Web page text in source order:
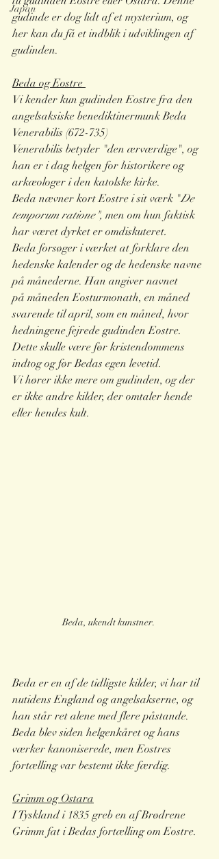
Japan
gudinde er dog lidt af et mysterium, og
her kan du få et indblik i udviklingen af
gudinden.
Beda og Eostre
Vi kender kun gudinden Eostre fra den
angelsaksiske benediktinermunk Beda
Venerabilis (672-735)
Venerabilis betyder "den ærværdige", og
han er i dag helgen for historikere og
arkæologer i den katolske kirke.
Beda nævner kort Eostre i sit værk "De
temporum ratione", men om hun faktisk
har været dyrket er omdiskuteret.
Beda forsøger i værket at forklare den
hedenske kalender og de hedenske navne
på månederne. Han angiver navnet
på måneden Eosturmonath, en måned
svarende til april, som en måned, hvor
hedningene fejrede gudinden Eostre.
Dette skulle være før kristendommens
indtog og før Bedas egen levetid.
Vi hører ikke mere om gudinden, og der
er ikke andre kilder, der omtaler hende
eller hendes kult.
Beda, ukendt kunstner.
Beda er en af de tidligste kilder, vi har til
nutidens England og angelsakserne, og
han står ret alene med flere påstande.
Beda blev siden helgenkåret og hans
værker kanoniserede, men Eostres
fortælling var bestemt ikke færdig.
Grimm og Ostara
I Tyskland i 1835 greb en af Brødrene
Grimm fat i Bedas fortælling om Eostre.